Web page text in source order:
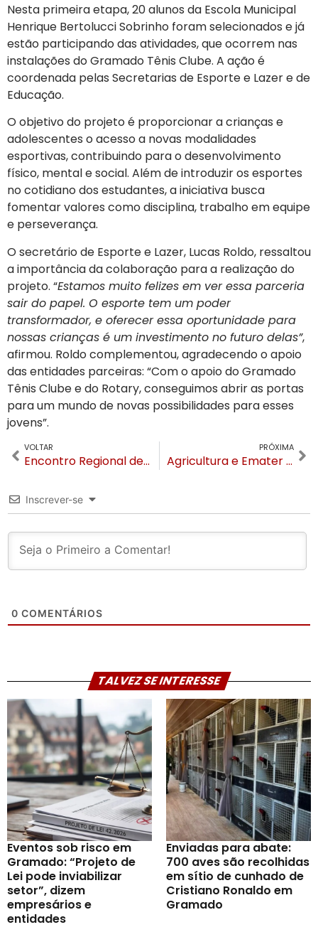
Nesta primeira etapa, 20 alunos da Escola Municipal
Henrique Bertolucci Sobrinho foram selecionados e já
estão participando das atividades, que ocorrem nas
instalações do Gramado Tênis Clube. A ação é
coordenada pelas Secretarias de Esporte e Lazer e de
Educação.
O objetivo do projeto é proporcionar a crianças e
adolescentes o acesso a novas modalidades
esportivas, contribuindo para o desenvolvimento
físico, mental e social. Além de introduzir os esportes
no cotidiano dos estudantes, a iniciativa busca
fomentar valores como disciplina, trabalho em equipe
e perseverança.
O secretário de Esporte e Lazer, Lucas Roldo, ressaltou
a importância da colaboração para a realização do
projeto. “Estamos muito felizes em ver essa parceria
sair do papel. O esporte tem um poder
transformador, e oferecer essa oportunidade para
nossas crianças é um investimento no futuro delas”,
afirmou. Roldo complementou, agradecendo o apoio
das entidades parceiras: “Com o apoio do Gramado
Tênis Clube e do Rotary, conseguimos abrir as portas
para um mundo de novas possibilidades para esses
jovens”.
VOLTAR
Encontro Regional de Secretários de Assistência Social acontecerá em Gramado
PRÓXIMA
Agricultura e Emater estarão presentes no 17º Festival de Cultura e Gastronomia de Gramado
Inscrever-se
0 COMENTÁRIOS
TALVEZ SE INTERESSE
Eventos sob risco em
Gramado: “Projeto de
Lei pode inviabilizar
setor”, dizem
empresários e
entidades
Enviadas para abate:
700 aves são recolhidas
em sítio de cunhado de
Cristiano Ronaldo em
Gramado